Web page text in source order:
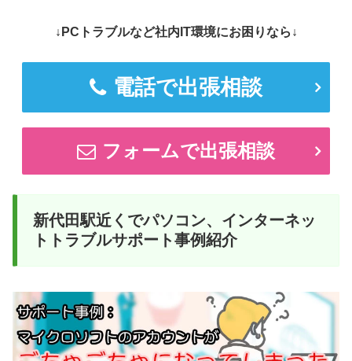
↓PCトラブルなど社内IT環境にお困りなら↓
電話で出張相談
フォームで出張相談
新代田駅近くでパソコン、インターネッ
トトラブルサポート事例紹介